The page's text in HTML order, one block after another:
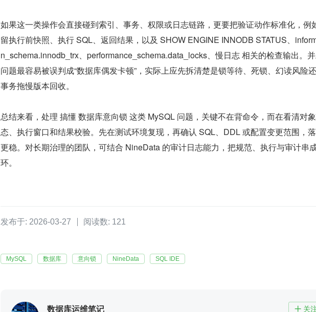
如果这一类操作会直接碰到索引、事务、权限或日志链路，更要把验证动作标准化，例
留执行前快照、执行 SQL、返回结果，以及 SHOW ENGINE INNODB STATUS、
n_schema.innodb_trx、performance_schema.data_locks、慢日志 相关的检查输出。
问题最容易被误判成“数据库偶发卡顿”，实际上应先拆清楚是锁等待、死锁、幻读风险
事务拖慢版本回收。
总结来看，处理 搞懂 数据库意向锁 这类 MySQL 问题，关键不在背命令，而在看清对
态、执行窗口和结果校验。先在测试环境复现，再确认 SQL、DDL 或配置变更范围，
更稳。对长期治理的团队，可结合 NineData 的审计日志能力，把规范、执行与审计串
环。
发布于: 2026-03-27 阅读数: 121
MySQL 数据库 意向锁 NineData SQL IDE
数据库运维笔记  关